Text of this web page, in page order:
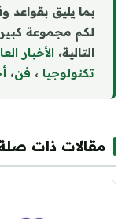
بما يليق بقواعد
لكم مجموعة
التالية، الأخبار
تكنولوجيا ، فن،
مقالات ذات